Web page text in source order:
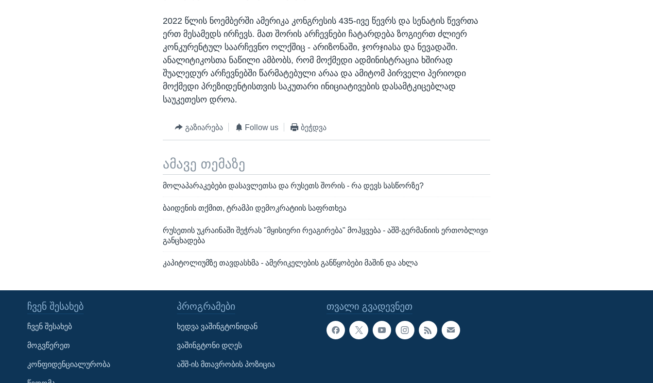
Learning English
ᲗᲕᲐᲚᲘ ᲒᲕᲐᲓᲔᲕᲜᲔᲗ
2022 წლის ნოემბერში ამერიკა კონგრესის 435-ივე წევრს და სენატის წევრთა
ერთ მესამედს ირჩევს. მათ შორის არჩევნები ჩატარდება ზოგიერთ ძლიერ
კონკურენტულ საარჩევნო ოლქშიც - არიზონაში, ჯორჯიასა და ნევადაში.
ანალიტიკოსთა ნაწილი ამბობს, რომ მოქმედი ადმინისტრაცია ხშირად
შუალედურ არჩევნებში წარმატებული არაა და ამიტომ პირველი პერიოდი
მოქმედი პრეზიდენტისთვის საკუთარი ინიციატივების დასამტკიცებლად
საუკეთესო დროა.
გაზიარება Follow us ბეჭდვა
ამავე თემაზე
მოლაპარაკებები დასავლეთსა და რუსეთს შორის - რა დევს სასწორზე?
ბაიდენის თქმით, ტრამპი დემოკრატიის საფრთხეა
რუსეთის უკრაინაში შეჭრას "მყისიერი რეაგირება" მოჰყვება - აშშ-გერმანიის ერთობლივი
განცხადება
კაპიტოლიუმზე თავდასხმა - ამერიკელების განწყობები მაშინ და ახლა
ᲗᲕᲐᲚᲘ ᲒᲕᲐᲓᲔᲕᲜᲔᲗ
ᲩᲕᲔᲜ ᲨᲔᲡᲐᲮᲔᲑ
ჩვენ შესახებ
მოგვწერეთ
კონფიდენციალურობა
ᲞᲠᲝᲒᲠᲐᲛᲔᲑᲘ
ხედვა ვაშინგტონიდან
ვაშინგტონი დღეს
აშშ-ის მთავრობის პოზიცია